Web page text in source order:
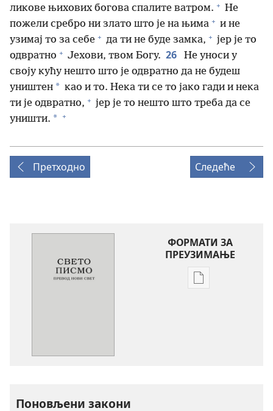
ликове њихових богова спалите ватром. + Не
пожели сребро ни злато што је на њима + и не
узимај то за себе + да ти не буде замка, + јер је то
одвратно + Јехови, твом Богу. 26
Не уноси у
своју кућу нешто што је одвратно да не будеш
уништен * као и то. Нека ти се то јако гади и нека
ти је одвратно, + јер је то нешто што треба да се
уништи. * +
Претходно Следеће
ФОРМАТИ ЗА
ПРЕУЗИМАЊЕ
Формати
Поновљени закони